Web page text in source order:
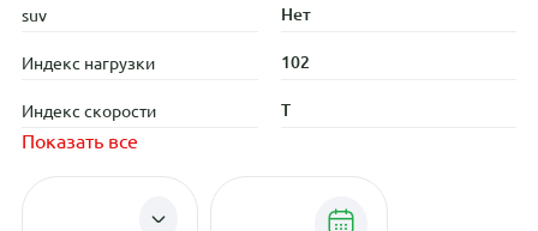
suv Нет
Индекс нагрузки 102
Индекс скорости T
Показать все